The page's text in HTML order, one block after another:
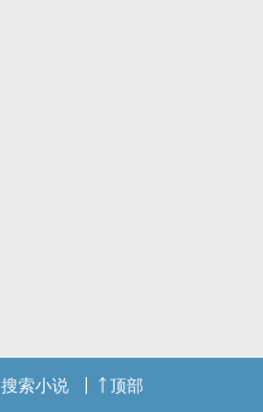
搜索小说 顶部